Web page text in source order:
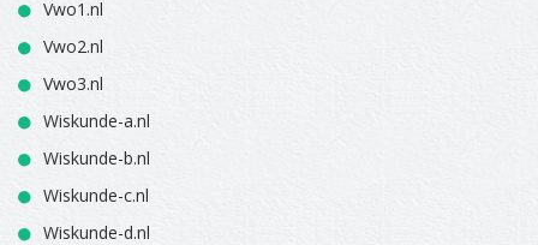
Vwo1.nl
Vwo2.nl
Vwo3.nl
Wiskunde-a.nl
Wiskunde-b.nl
Wiskunde-c.nl
Wiskunde-d.nl